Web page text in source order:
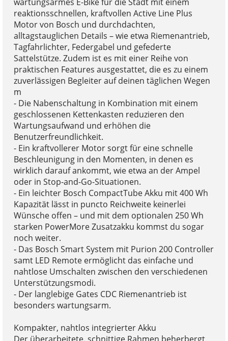
reaktionsschnellen, kraftvollen Active Line Plus
Motor von Bosch und durchdachten,
alltagstauglichen Details – wie etwa Riemenantrieb,
Tagfahrlichter, Federgabel und gefederte
Sattelstütze. Zudem ist es mit einer Reihe von
praktischen Features ausgestattet, die es zu einem
zuverlässigen Begleiter auf deinen täglichen Wegen
m
- Die Nabenschaltung in Kombination mit einem
geschlossenen Kettenkasten reduzieren den
Wartungsaufwand und erhöhen die
Benutzerfreundlichkeit.
- Ein kraftvollerer Motor sorgt für eine schnelle
Beschleunigung in den Momenten, in denen es
wirklich darauf ankommt, wie etwa an der Ampel
oder in Stop-and-Go-Situationen.
- Ein leichter Bosch CompactTube Akku mit 400 Wh
Kapazität lässt in puncto Reichweite keinerlei
Wünsche offen – und mit dem optionalen 250 Wh
starken PowerMore Zusatzakku kommst du sogar
noch weiter.
- Das Bosch Smart System mit Purion 200 Controller
samt LED Remote ermöglicht das einfache und
nahtlose Umschalten zwischen den verschiedenen
Unterstützungsmodi.
- Der langlebige Gates CDC Riemenantrieb ist
besonders wartungsarm.
Kompakter, nahtlos integrierter Akku